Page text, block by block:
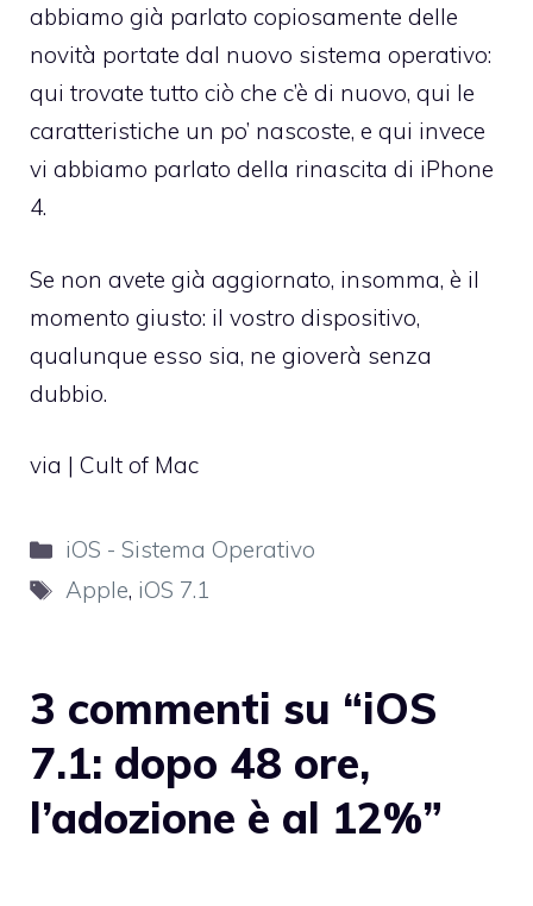
abbiamo già parlato copiosamente delle
novità portate dal nuovo sistema operativo:
qui trovate tutto ciò che c’è di nuovo, qui le
caratteristiche un po’ nascoste, e qui invece
vi abbiamo parlato della rinascita di iPhone
4.
Se non avete già aggiornato, insomma, è il
momento giusto: il vostro dispositivo,
qualunque esso sia, ne gioverà senza
dubbio.
via | Cult of Mac
Categorie
iOS - Sistema Operativo
Tag
Apple, iOS 7.1
3 commenti su “iOS
7.1: dopo 48 ore,
l’adozione è al 12%”